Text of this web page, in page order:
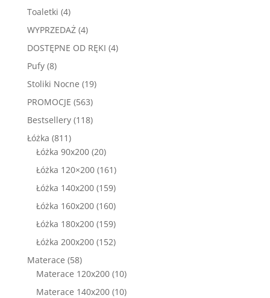
produktów
Toaletki 44
produkty
WYPRZEDAŻ 44
produkty
DOSTĘPNE OD RĘKI 44
Pufy 88
produktów
Stoliki Nocne 1919
PROMOCJE 563563
produkty
Bestsellery 118118
Łóżka 811811
produktów
Łóżka 90x200 2020
produktów
Łóżka 120×200 161161
produktów
Łóżka 140x200 159159
produktów
Łóżka 160x200 160160
produktów
Łóżka 180x200 159159
produktów
Łóżka 200x200 152152
Materace 5858
produktów
Materace 120x200 1010
produktów
Materace 140x200 1010